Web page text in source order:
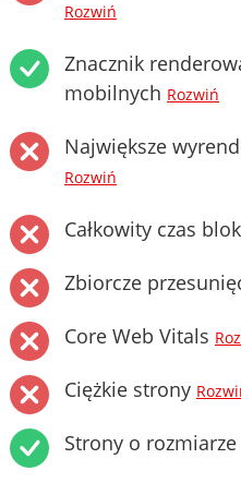
Rozwiń
Znacznik
mobilnych Rozwiń
Największe
Rozwiń
Całkowity czas
Zbiorcze
Core Web Vitals
Ciężkie strony
Strony o